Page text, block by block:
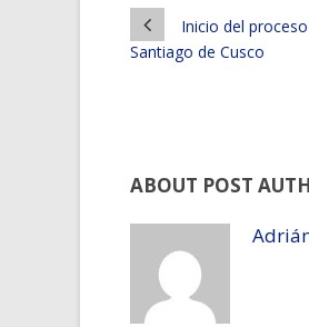
Inicio del
Santiago de Cusco
ABOUT POST